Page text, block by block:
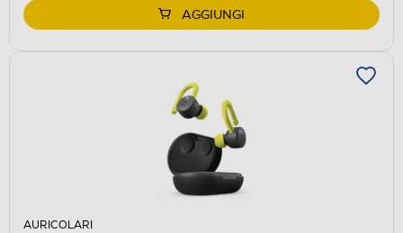
AGGIUNGI
AURICOLARI